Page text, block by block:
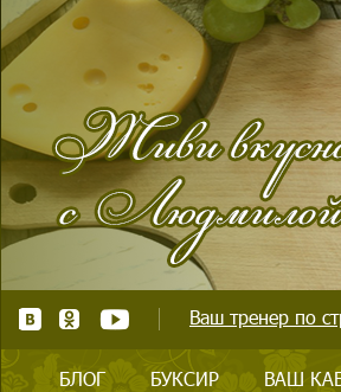
Ваш тренер по
БЛОГ БУКСИР ВАШ